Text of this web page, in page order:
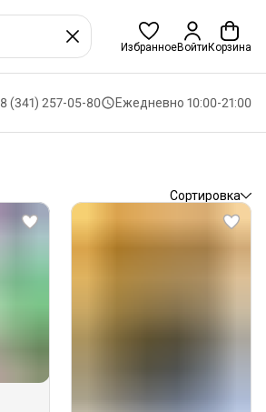
ИзбранноеВойти Корзина
8 (341) 257-05-80 Ежедневно 10:00-21:00
Сортировка